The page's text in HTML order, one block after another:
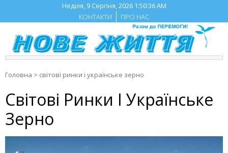
content
Неділя, 9 Серпня, 2026 1:50:36 AM
КОНТАКТИ
ПРО НАС
Головна > світові ринки і українське зерно
Світові Ринки І Українське
Зерно